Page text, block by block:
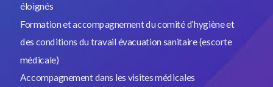
éloignés
Formation et accompagnement du comité d’hygiène et
des conditions du travail évacuation sanitaire (escorte
médicale)
Accompagnement dans les visites médicales